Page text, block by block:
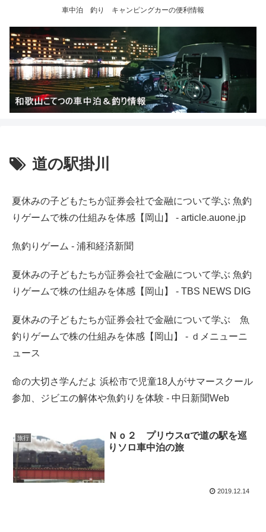
車中泊 釣り キャンピングカーの便利情報
道の駅掛川
夏休みの子どもたちが証券会社で金融について学ぶ 魚釣
りゲームで株の仕組みを体感【岡山】 - article.auone.jp
魚釣りゲーム - 浦和経済新聞
夏休みの子どもたちが証券会社で金融について学ぶ 魚釣
りゲームで株の仕組みを体感【岡山】 - TBS NEWS DIG
夏休みの子どもたちが証券会社で金融について学ぶ 魚
釣りゲームで株の仕組みを体感【岡山】 - ｄメニューニ
ュース
命の大切さ学んだよ 浜松市で児童18人がサマースクール
参加、ジビエの解体や魚釣りを体験 - 中日新聞Web
旅行
Ｎｏ２ プリウスαで道の駅を巡
りソロ車中泊の旅
2019.12.14